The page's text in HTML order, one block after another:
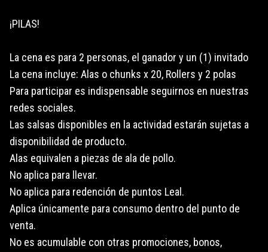
¡PILAS!
La cena es para 2 personas, el ganador y un (1) invitado
La cena incluye: Alas o chunks x 20, Rollers y 2 polas
Para participar es indispensable seguirnos en nuestras
redes sociales.
Las salsas disponibles en la actividad estarán sujetas a
disponibilidad de producto.
Alas equivalen a piezas de ala de pollo.
No aplica para llevar.
No aplica para redención de puntos Leal.
Aplica únicamente para consumo dentro del punto de
venta.
No es acumulable con otras promociones, bonos,